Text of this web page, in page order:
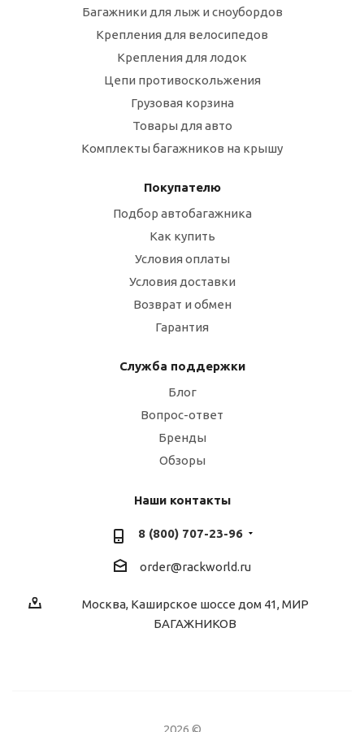
Багажники для лыж и сноубордов
Крепления для велосипедов
Крепления для лодок
Цепи противоскольжения
Грузовая корзина
Товары для авто
Комплекты багажников на крышу
Покупателю
Подбор автобагажника
Как купить
Условия оплаты
Условия доставки
Возврат и обмен
Гарантия
Служба поддержки
Блог
Вопрос-ответ
Бренды
Обзоры
Наши контакты
8 (800) 707-23-96
order@rackworld.ru
Москва, Каширское шоссе дом 41, МИР
БАГАЖНИКОВ
2026 ©